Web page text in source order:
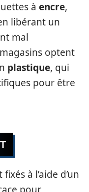
à encre,
libérant un
mal
optent
plastique, qui
pour être
à l’aide d’un